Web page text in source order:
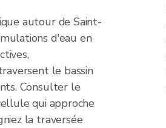
autour de Saint-
d'eau en
le bassin
Consulter le
qui approche
la traversée